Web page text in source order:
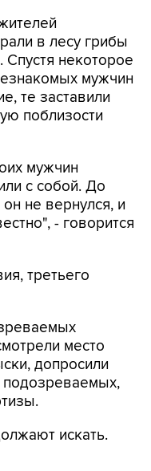
в лесу грибы
некоторое
мужчин
те заставили
поблизости
мужчин
с собой. До
не вернулся, и
- говорится
третьего
место
допросили
подозреваемых,
искать.